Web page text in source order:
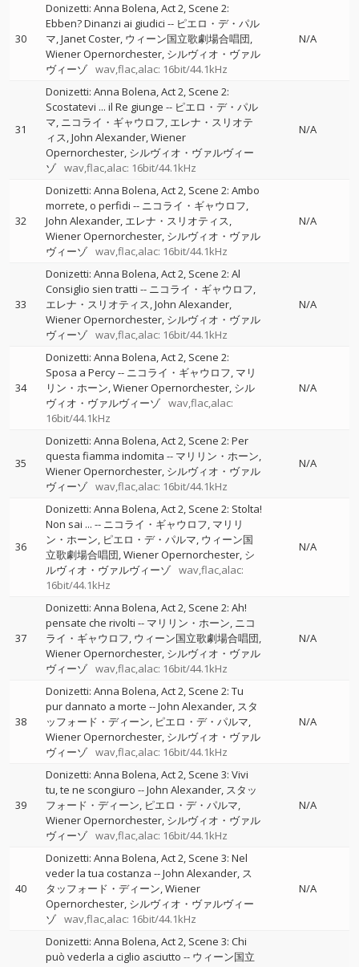
30
Donizetti: Anna Bolena, Act 2, Scene 2:
Ebben? Dinanzi ai giudici -- ピエロ・デ・パル
マ Janet Coster ウィーン国立歌劇場合唱団
Wiener Opernorchester シルヴィオ・ヴァル
ヴィーゾ wav,flac,alac: 16bit/44.1kHz
N/A
31
Donizetti: Anna Bolena, Act 2, Scene 2:
Scostatevi ... il Re giunge -- ピエロ・デ・パル
マ ニコライ・ギャウロフ エレナ・スリオテ
ィス John Alexander Wiener
Opernorchester シルヴィオ・ヴァルヴィー
ゾ wav,flac,alac: 16bit/44.1kHz
N/A
32
Donizetti: Anna Bolena, Act 2, Scene 2: Ambo
morrete, o perfidi -- ニコライ・ギャウロフ
John Alexander エレナ・スリオティス
Wiener Opernorchester シルヴィオ・ヴァル
ヴィーゾ wav,flac,alac: 16bit/44.1kHz
N/A
33
Donizetti: Anna Bolena, Act 2, Scene 2: Al
Consiglio sien tratti -- ニコライ・ギャウロフ
エレナ・スリオティス John Alexander
Wiener Opernorchester シルヴィオ・ヴァル
ヴィーゾ wav,flac,alac: 16bit/44.1kHz
N/A
34
Donizetti: Anna Bolena, Act 2, Scene 2:
Sposa a Percy-- ニコライ・ギャウロフ マリ
リン・ホーン Wiener Opernorchester シル
ヴィオ・ヴァルヴィーゾ wav,flac,alac:
16bit/44.1kHz
N/A
35
Donizetti: Anna Bolena, Act 2, Scene 2: Per
questa fiamma indomita -- マリリン・ホーン
Wiener Opernorchester シルヴィオ・ヴァル
ヴィーゾ wav,flac,alac: 16bit/44.1kHz
N/A
36
Donizetti: Anna Bolena, Act 2, Scene 2: Stolta!
Non sai ... -- ニコライ・ギャウロフ マリリ
ン・ホーン ピエロ・デ・パルマ ウィーン国
立歌劇場合唱団 Wiener Opernorchester シ
ルヴィオ・ヴァルヴィーゾ wav,flac,alac:
16bit/44.1kHz
N/A
37
Donizetti: Anna Bolena, Act 2, Scene 2: Ah!
pensate che rivolti -- マリリン・ホーン ニコ
ライ・ギャウロフ ウィーン国立歌劇場合唱団
Wiener Opernorchester シルヴィオ・ヴァル
ヴィーゾ wav,flac,alac: 16bit/44.1kHz
N/A
38
Donizetti: Anna Bolena, Act 2, Scene 2: Tu
pur dannato a morte --John Alexander スタ
ッフォード・ディーン ピエロ・デ・パルマ
Wiener Opernorchester シルヴィオ・ヴァル
ヴィーゾ wav,flac,alac: 16bit/44.1kHz
N/A
39
Donizetti: Anna Bolena, Act 2, Scene 3: Vivi
tu, te ne scongiuro --John Alexander スタッ
フォード・ディーン ピエロ・デ・パルマ
Wiener Opernorchester シルヴィオ・ヴァル
ヴィーゾ wav,flac,alac: 16bit/44.1kHz
N/A
40
Donizetti: Anna Bolena, Act 2, Scene 3: Nel
veder la tua costanza --John Alexander ス
タッフォード・ディーン Wiener
Opernorchester シルヴィオ・ヴァルヴィー
ゾ wav,flac,alac: 16bit/44.1kHz
N/A
Donizetti: Anna Bolena, Act 2, Scene 3: Chi
può vederla a ciglio asciutto -- ウィーン国立